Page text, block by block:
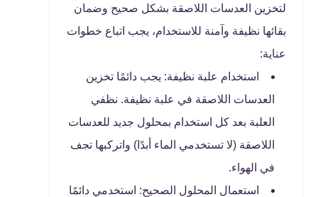
لتخزين العدسات اللاصقة بشكل صحيح وضمان
بقائها نظيفة وآمنة للاستخدام، يجب اتباع خطوات
عناية:
استخدام علبة نظيفة: يجب دائمًا تخزين
العدسات اللاصقة في علبة نظيفة. نظفي
العلبة بعد كل استخدام بمحلول جديد للعدسات
اللاصقة (لا تستخدمي الماء أبدًا) واتركبها تجف
في الهواء.
استعمال المحلول الصحيح: استخدمي دائمًا